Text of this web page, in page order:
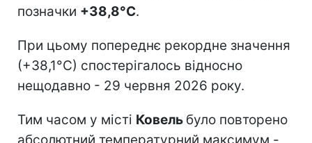
позначки +38,8°С.
При цьому попереднє рекордне значення
(+38,1°С) спостерігалось відносно
нещодавно - 29 червня 2026 року.
Тим часом у місті Ковель було повторено
абсолютний температурний максимум -